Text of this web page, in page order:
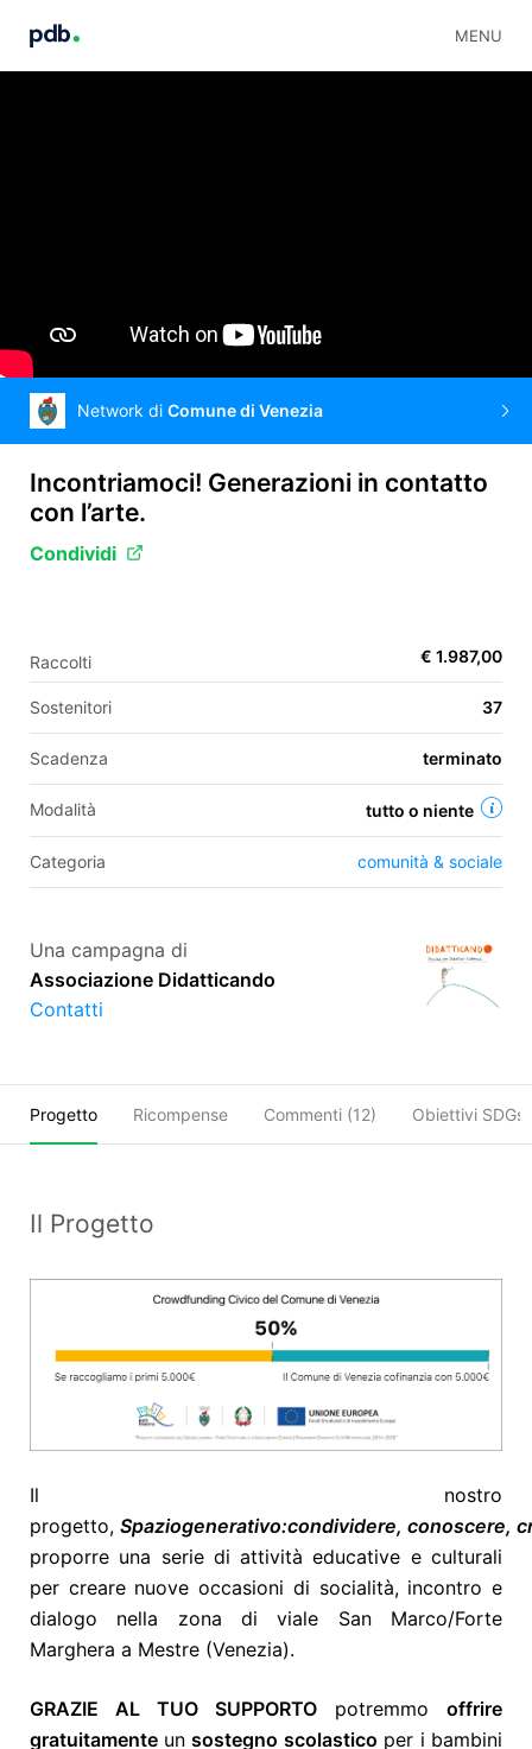
MENU
FR
Network di Comune di Venezia
Incontriamoci! Generazioni in contatto
con l’arte.
Condividi
Raccolti € 1.987,00
Sostenitori 37
Scadenza terminato
Modalità tutto o niente
Categoria comunità & sociale
Una campagna di
Associazione Didatticando
Contatti
Progetto Ricompense Commenti (12) Obiettivi SDGs
Il Progetto
Il nostro
progetto, Spaziogenerativo:condividere, conoscere,
proporre una serie di attività educative e culturali
per creare nuove occasioni di socialità, incontro e
dialogo nella zona di viale San Marco/Forte
Marghera a Mestre (Venezia).
GRAZIE AL TUO SUPPORTO potremmo offrire
gratuitamente un sostegno scolastico per i bambini